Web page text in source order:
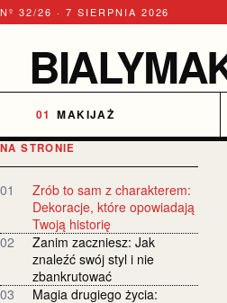
Nº 32/26 · 7 SIERPNIA 2026
MAKIJAŻ
NA STRONIE
01
Zrób to sam z charakterem:
Dekoracje, które opowiadają
Twoją historię
02
Zanim zaczniesz: Jak
znaleźć swój styl i nie
zbankrutować
03
Magia drugiego życia: